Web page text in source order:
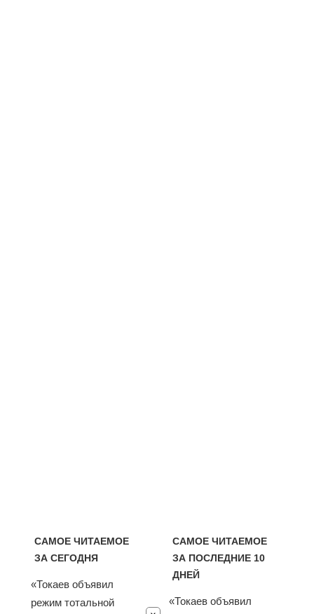
САМОЕ ЧИТАЕМОЕ
ЗА СЕГОДНЯ
«Токаев объявил
режим тотальной
САМОЕ ЧИТАЕМОЕ
ЗА ПОСЛЕДНИЕ 10
ДНЕЙ
«Токаев объявил